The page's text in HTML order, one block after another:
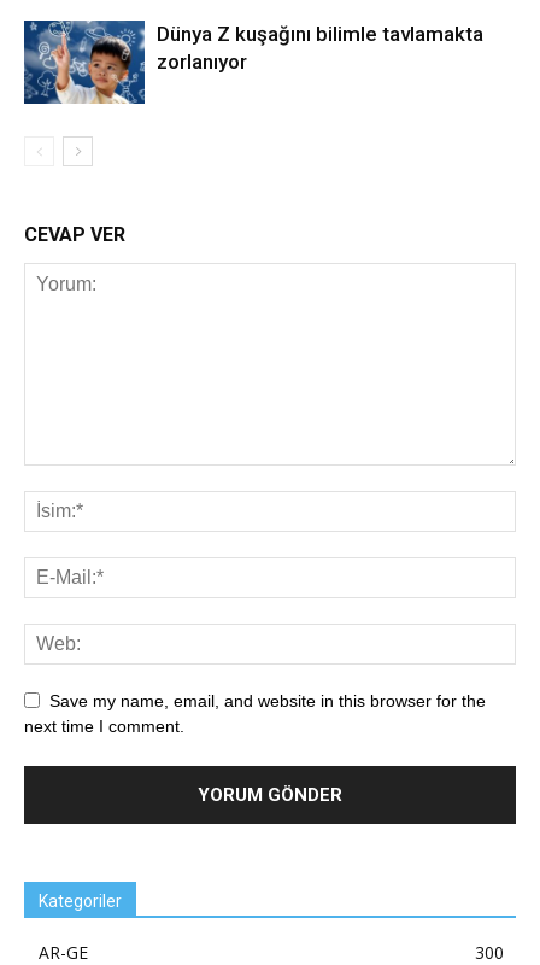
Dünya Z kuşağını bilimle tavlamakta
zorlanıyor
CEVAP VER
Save my name, email, and website in this browser for the
next time I comment.
Kategoriler
AR-GE
300